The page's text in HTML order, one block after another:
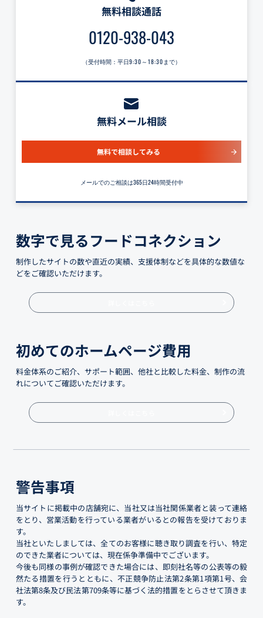
無料相談通話
0120-938-043
（受付時間：平日9:30～18:30 まで）
無料メール相談
無料で相談してみる
メールでのご相談は365日24時間受付中
数字で見るフードコネクション
制作したサイトの数や直近の実績、支援体制などを具体的な数値な
どをご確認いただけます。
初めてのホームページ費用
料金体系のご紹介、サポート範囲、他社と比較した料金、制作の流
れについてご確認いただけます。
警告事項
当サイトに掲載中の店舗宛に、当社又は当社関係業者と装って連絡
をとり、営業活動を行っている業者がいるとの報告を受けておりま
す。
当社といたしましては、全てのお客様に聴き取り調査を行い、特定
のできた業者については、現在係争準備中でございます。
今後も同様の事例が確認できた場合には、即刻社名等の公表等の毅
然たる措置を行うとともに、不正競争防止法第2条第1項第1号、会
社法第8条及び民法第709条等に基づく法的措置をとらさせて頂きま
す。